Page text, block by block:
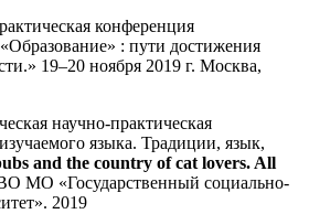
конференция
: пути достижения
19–20 ноября 2019 г. Москва,
научно-практическая
языка. Традиции, язык,
and the country of cat lovers. All
МО «Государственный социально-
2019